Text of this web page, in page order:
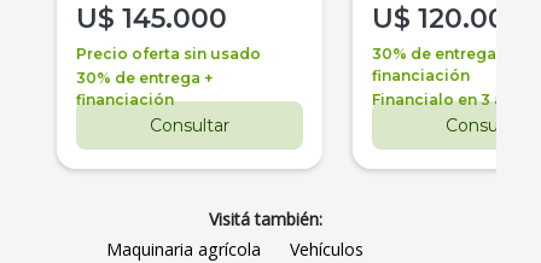
U$ 145.000
Precio oferta sin usado
30% de entrega +
financiación
Consultar
U$ 120.000
30% de entrega +
financiación
Financialo en 3 años
Consultar
Visitá también:
Maquinaria agrícola
Vehículos